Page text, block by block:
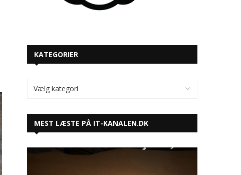
KATEGORIER
MEST LÆSTE PÅ IT-KANALEN.DK